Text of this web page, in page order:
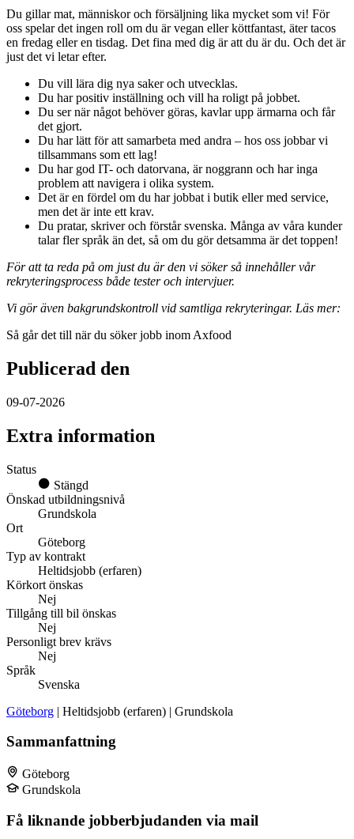
Du gillar mat, människor och försäljning lika mycket som vi! För
oss spelar det ingen roll om du är vegan eller köttfantast, äter tacos
en fredag eller en tisdag. Det fina med dig är att du är du. Och det är
just det vi letar efter.
Du vill lära dig nya saker och utvecklas.
Du har positiv inställning och vill ha roligt på jobbet.
Du ser när något behöver göras, kavlar upp ärmarna och får
det gjort.
Du har lätt för att samarbeta med andra – hos oss jobbar vi
tillsammans som ett lag!
Du har god IT- och datorvana, är noggrann och har inga
problem att navigera i olika system.
Det är en fördel om du har jobbat i butik eller med service,
men det är inte ett krav.
Du pratar, skriver och förstår svenska. Många av våra kunder
talar fler språk än det, så om du gör detsamma är det toppen!
För att ta reda på om just du är den vi söker så innehåller vår
rekryteringsprocess både tester och intervjuer.
Vi gör även bakgrundskontroll vid samtliga rekryteringar. Läs mer:
Så går det till när du söker jobb inom Axfood
Publicerad den
09-07-2026
Extra information
Status
Stängd
Önskad utbildningsnivå
Grundskola
Ort
Göteborg
Typ av kontrakt
Heltidsjobb (erfaren)
Körkort önskas
Nej
Tillgång till bil önskas
Nej
Personligt brev krävs
Nej
Språk
Svenska
Göteborg | Heltidsjobb (erfaren) | Grundskola
Sammanfattning
Göteborg
Grundskola
Få liknande jobberbjudanden via mail